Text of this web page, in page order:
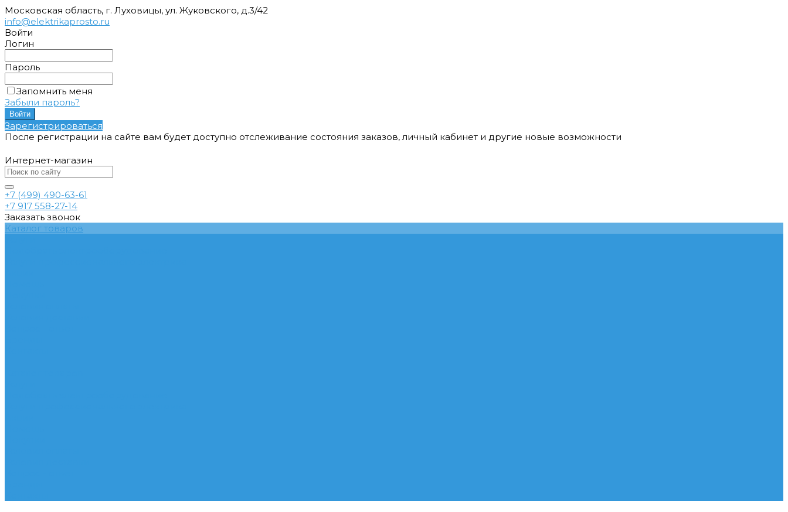
Московская область, г. Луховицы, ул. Жуковского, д.3/42
info@elektrikaprosto.ru
Войти
Логин
Пароль
Запомнить меня
Забыли пароль?
Зарегистрироваться
После регистрации на сайте вам будет доступно отслеживание состояния заказов, личный кабинет и другие новые возможности
Интернет-магазин
+7 (499) 490-63-61
+7 917 558-27-14
Заказать звонок
Каталог товаров